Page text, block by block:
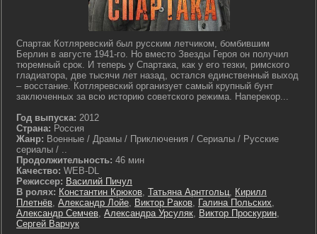
Спартак Котляревский был русским летчиком, бомбившим
Берлин в августе 1941-го. Но вместо Звезды Героя он получил
тюремный срок. И теперь у Спартака, как у его тезки, римского
гладиатора, две тысячи лет назад, остался единственный выход
– восстание. Котляревский организует самый крупный бунт
заключенных за всю историю советского режима. Наперекор...
Год выпуска: 2012
Страна: Россия
Жанр: Военные / Драмы / Приключения / Сериалы / Русские
сериалы / ..
Продолжительность: 46 мин
Качество: WEB-DL
Режиссер: Василий Пичул
В ролях: Константин Крюков, Татьяна Арнтгольц, Кирилл
Плетнёв, Александр Лойе, Виктор Раков, Галина Польских,
Александр Семчев, Александра Урсуляк, Виктор Проскурин,
Сергей Варчук